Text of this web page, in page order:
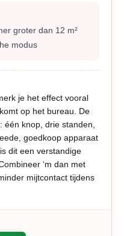
groter dan 12 m²
modus
je het effect vooral
op het bureau. De
één knop, drie standen,
goedkoop apparaat
dit een verstandige
‘m dan met
mijtcontact tijdens